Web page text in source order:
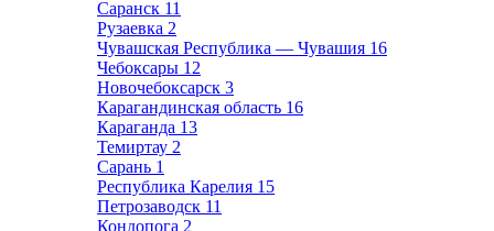
Саранск 11
Рузаевка 2
Чувашская Республика — Чувашия 16
Чебоксары 12
Новочебоксарск 3
Карагандинская область 16
Караганда 13
Темиртау 2
Сарань 1
Республика Карелия 15
Петрозаводск 11
Кондопога 2